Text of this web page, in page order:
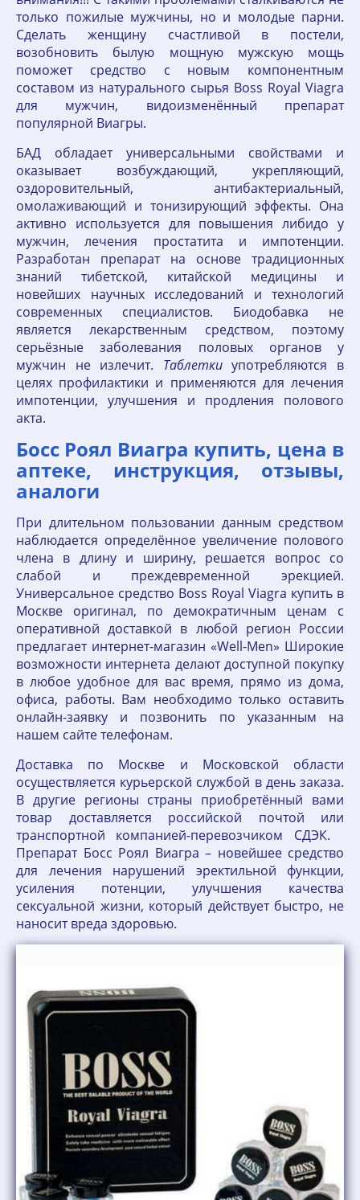
только пожилые мужчины, но и молодые парни.
Сделать женщину счастливой в постели,
возобновить былую мощную мужскую мощь
поможет средство с новым компонентным
составом из натурального сырья Boss Royal Viagra
для мужчин, видоизменённый препарат
популярной Виагры.
БАД обладает универсальными свойствами и
оказывает возбуждающий, укрепляющий,
оздоровительный, антибактериальный,
омолаживающий и тонизирующий эффекты. Она
активно используется для повышения либидо у
мужчин, лечения простатита и импотенции.
Разработан препарат на основе традиционных
знаний тибетской, китайской медицины и
новейших научных исследований и технологий
современных специалистов. Биодобавка не
является лекарственным средством, поэтому
серьёзные заболевания половых органов у
мужчин не излечит. Таблеткиупотребляются в
целях профилактики и применяются для лечения
импотенции, улучшения и продления полового
акта.
Босс Роял Виагра купить, цена в
аптеке, инструкция, отзывы,
аналоги
При длительном пользовании данным средством
наблюдается определённое увеличение полового
члена в длину и ширину, решается вопрос со
слабой и преждевременной эрекцией.
Универсальное средство Boss Royal Viagra купить в
Москве оригинал, по демократичным ценам с
оперативной доставкой в любой регион России
предлагает интернет-магазин «Well-Men» Широкие
возможности интернета делают доступной покупку
в любое удобное для вас время, прямо из дома,
офиса, работы. Вам необходимо только оставить
онлайн-заявку и позвонить по указанным на
нашем сайте телефонам.
Доставка по Москве и Московской области
осуществляется курьерской службой в день заказа.
В другие регионы страны приобретённый вами
товар доставляется российской почтой или
транспортной компанией-перевозчиком СДЭК.
Препарат Босс Роял Виагра – новейшее средство
для лечения нарушений эректильной функции,
усиления потенции, улучшения качества
сексуальной жизни, который действует быстро, не
наносит вреда здоровью.